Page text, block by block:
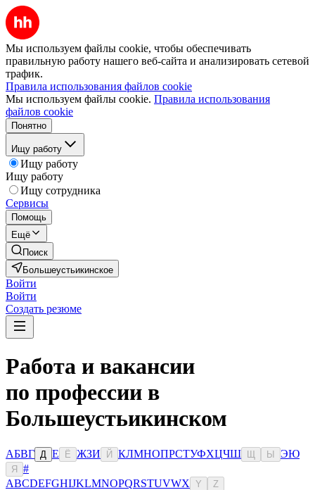
Мы используем файлы cookie, чтобы обеспечивать
правильную работу нашего веб-сайта и анализировать сетевой
трафик.
Правила использования файлов cookie
Мы используем файлы cookie. Правила использования
файлов cookie
Понятно
Ищу работу
Ищу работу
Ищу работу
Ищу сотрудника
Сервисы
Помощь
Ещё
Поиск
Большеустьикинское
Войти
Войти
Создать резюме
Работа и вакансии
по профессии в
Большеустьикинском
АБВГ Д Е Ё ЖЗИ Й КЛМНОПРСТУФХЦЧШ Ы ЭЮ
Я
#
ABCDEFGHIJKLMNOPQRSTUVWX Y Z